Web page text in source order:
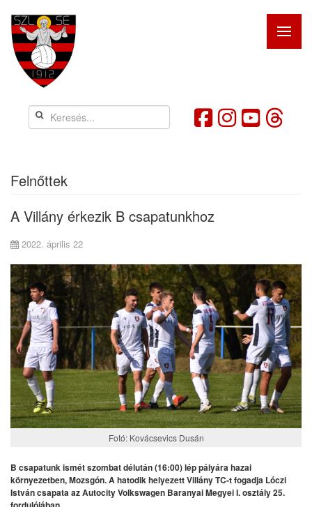
Felnőttek
A Villány érkezik B csapatunkhoz
2022. április 22
Fotó: Kovácsevics Dusán
B csapatunk ismét szombat délután (16:00) lép pályára hazai
környezetben, Mozsgón. A hatodik helyezett Villány TC-t fogadja Lóczi
István csapata az Autocity Volkswagen Baranyai Megyei I. osztály 25.